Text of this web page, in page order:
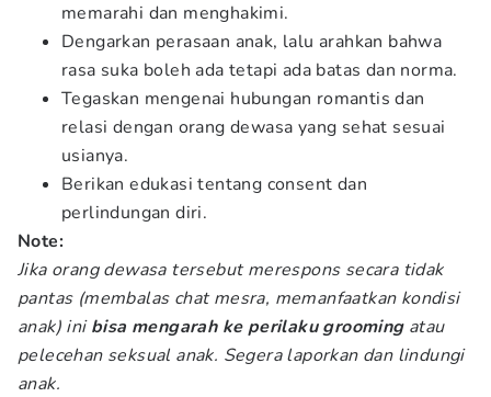
memarahi dan menghakimi.
Dengarkan perasaan anak, lalu arahkan bahwa
rasa suka boleh ada tetapi ada batas dan norma.
Tegaskan mengenai hubungan romantis dan
relasi dengan orang dewasa yang sehat sesuai
usianya.
Berikan edukasi tentang consent dan
perlindungan diri.
Note:
Jika orang dewasa tersebut merespons secara tidak
pantas (membalas chat mesra, memanfaatkan kondisi
anak) inibisa mengarah ke perilaku groomingatau
pelecehan seksual anak. Segera laporkan dan lindungi
anak.